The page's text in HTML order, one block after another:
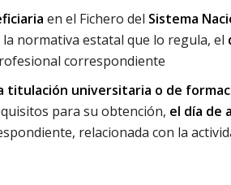
en el Fichero del Sistema
normativa estatal que lo regula, el
correspondiente
titulación universitaria o de
para su obtención, el día de
relacionada con la